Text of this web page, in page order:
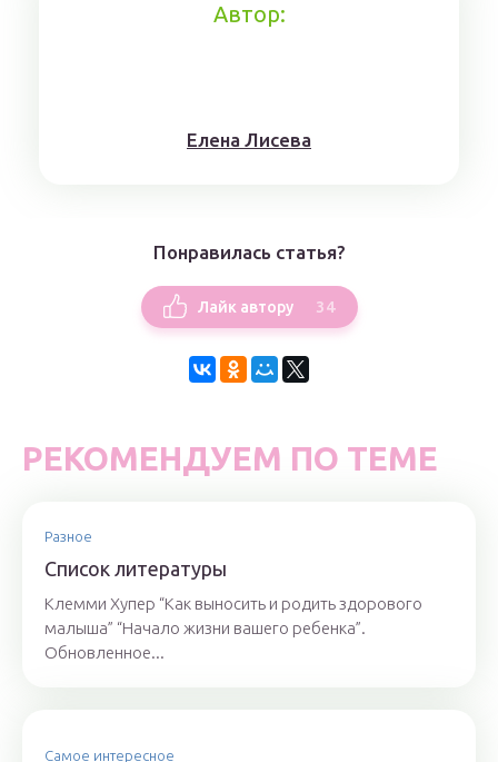
Автор:
Елена Лисева
Понравилась статья?
Лайк автору 34
РЕКОМЕНДУЕМ ПО ТЕМЕ
Разное
Список литературы
Клемми Хупер “Как выносить и родить здорового
малыша” “Начало жизни вашего ребенка”.
Обновленное...
Самое интересное